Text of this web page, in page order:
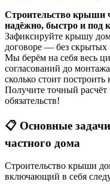
Строительство крыши
надёжно, быстро и под
Зафиксируйте крышу
договоре — без скрытых
Мы берём на себя весь
согласований до
сколько стоит
Получите точный расчёт
обязательств!
📋 Основные
частного дома
Строительство крыши
включающий в себя